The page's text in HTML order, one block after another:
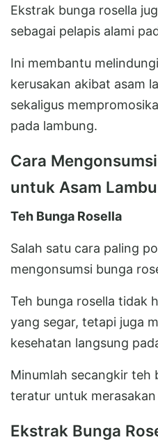
Ekstrak bunga rosella
sebagai pelapis alami
Ini membantu
kerusakan akibat asam
sekaligus
pada lambung.
Cara
untuk Asam
Teh Bunga Rosella
Salah satu cara paling
mengonsumsi bunga
Teh bunga rosella tidak
yang segar, tetapi juga
kesehatan langsung
Minumlah secangkir teh
teratur untuk
Ekstrak Bunga